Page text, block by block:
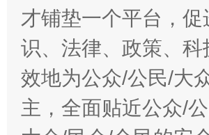
才铺垫一个平台，
识、法律、政策、
效地为公众/公民/大
主，全面贴近公众/